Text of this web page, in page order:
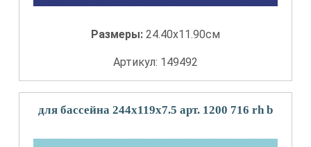
Размеры: 24.40x11.90см
Артикул: 149492
для бассейна 244x119x7.5 арт. 1200 716 rh b